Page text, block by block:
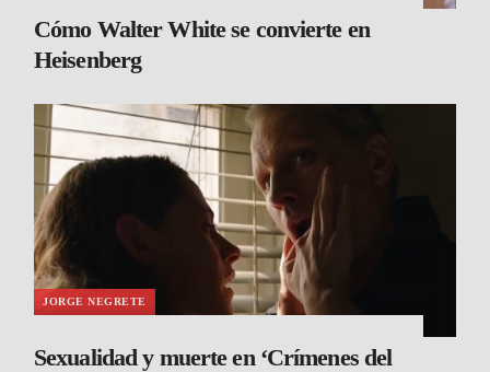
Cómo Walter White se convierte en
Heisenberg
JORGE NEGRETE
Sexualidad y muerte en ‘Crímenes del